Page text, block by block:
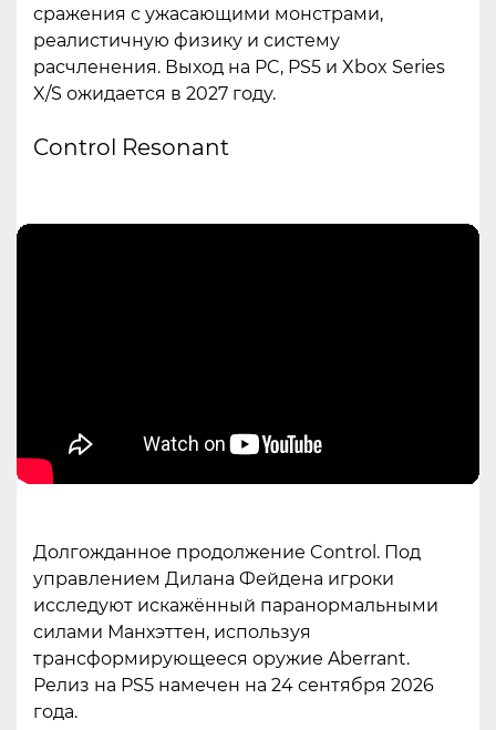
сражения с ужасающими монстрами,
реалистичную физику и систему
расчленения. Выход на PC, PS5 и Xbox Series
X/S ожидается в 2027 году.
Control Resonant
Долгожданное продолжение Control. Под
управлением Дилана Фейдена игроки
исследуют искажённый паранормальными
силами Манхэттен, используя
трансформирующееся оружие Aberrant.
Релиз на PS5 намечен на 24 сентября 2026
года.